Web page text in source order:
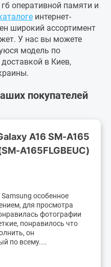
оперативной памяти и
интернет-
широкий ассортимент
У нас вы можете
модель по
в Киев,
покупателей
A16 SM-A165
A165FLGBEUC)
особенное
для просмотра
фотографии
понравилось что
он
по всему....